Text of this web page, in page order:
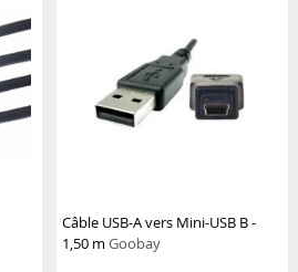
Câble USB-A vers Mini-USB B -
1,50 mGoobay